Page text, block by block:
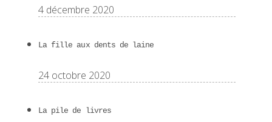
4 décembre 2020
La fille aux dents de laine
24 octobre 2020
La pile de livres